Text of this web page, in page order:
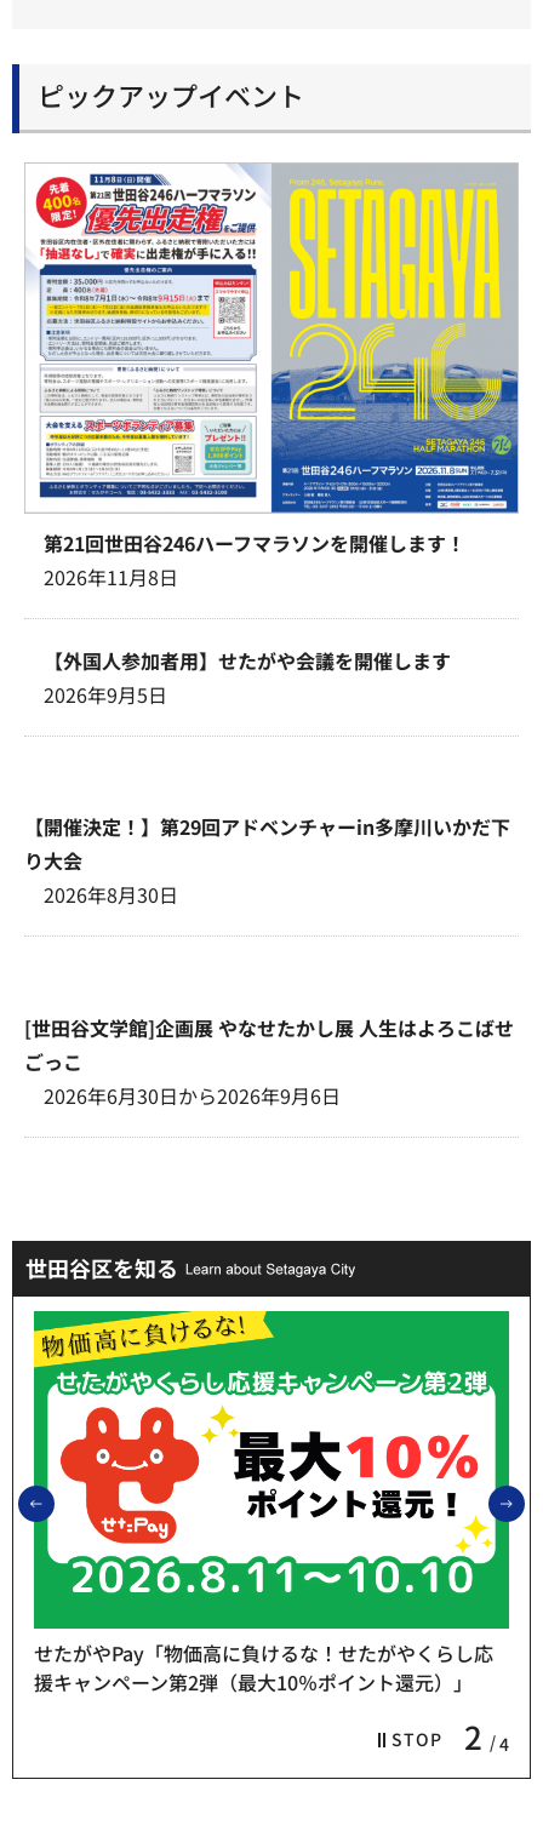
ピックアップイベント
第21回世田谷246ハーフマラソンを開催します！
2026年11月8日
【外国人参加者用】せたがや会議を開催します
2026年9月5日
【開催決定！】第29回アドベンチャーin多摩川いかだ下
り大会
2026年8月30日
[世田谷文学館]企画展 やなせたかし展 人生はよろこばせ
ごっこ
2026年6月30日から2026年9月6日
世田谷区を知る
前のスライドを表示
STOP 2 4
せたがやPay「物価高に負けるな！せたがやくらし応
援キャンペーン第2弾（最大10％ポイント還元）」